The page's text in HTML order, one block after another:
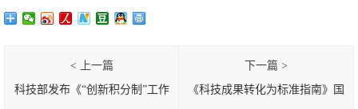
< 上一篇
科技部发布《“创新积分制”工作
下一篇 >
《科技成果转化为标准指南》国